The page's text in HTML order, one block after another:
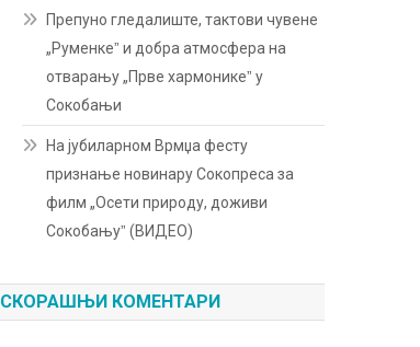
Препуно гледалиште, тактови чувене
„Руменкеˮ и добра атмосфера на
отварању „Прве хармоникеˮ у
Сокобањи
На јубиларном Врмџа фесту
признање новинару Сокопреса за
филм „Осети природу, доживи
Сокобањуˮ (ВИДЕО)
СКОРАШЊИ КОМЕНТАРИ